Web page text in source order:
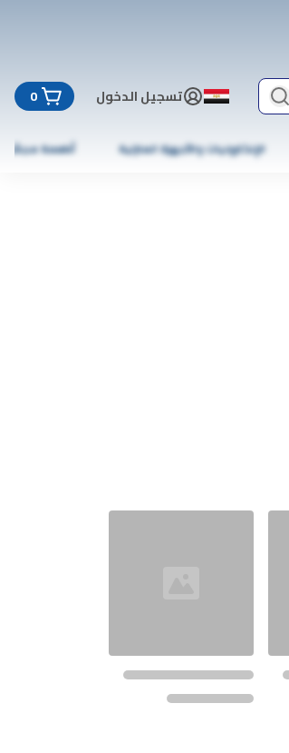
تسجيل الدخول 0
الإلكترونيات والأجهزة المنزلية أطعمة مجمّدة